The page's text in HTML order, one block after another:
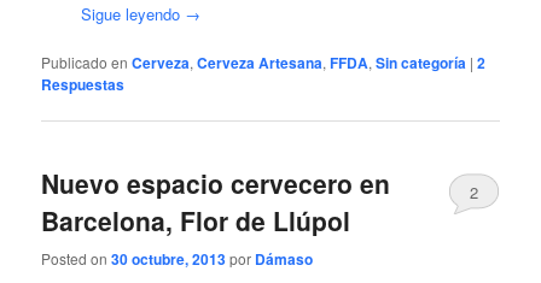
Sigue leyendo →
Publicado en Cerveza,Cerveza Artesana,FFDA,Sin categoría |2
Respuestas
Nuevo espacio cervecero en
Barcelona, Flor de Llúpol
Posted on30 octubre, 2013por Dámaso
2